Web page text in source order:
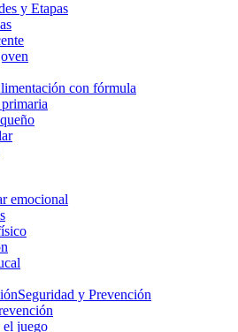
y Etapas
con fórmula
emocional
Seguridad y Prevención
el juego